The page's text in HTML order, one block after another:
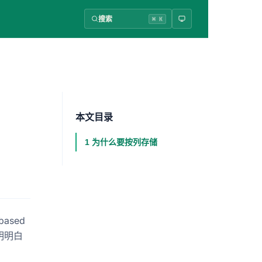
搜索 ⌘ K
明白
本文目录
1 为什么要按列存储